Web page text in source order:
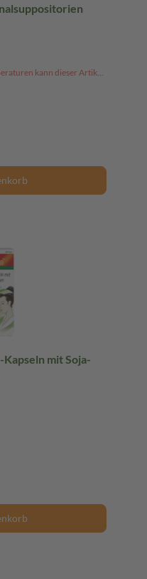
St Vaginalsuppositorien
mit Soja-